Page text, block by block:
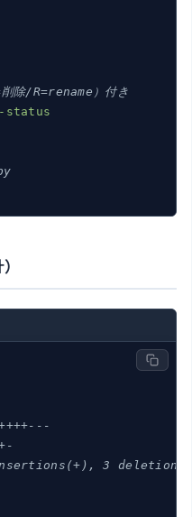
除/R=rename）付き
status
3